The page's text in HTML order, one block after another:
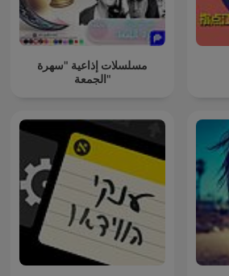
مسلسلات إذاعية "سهرة
الجمعة"